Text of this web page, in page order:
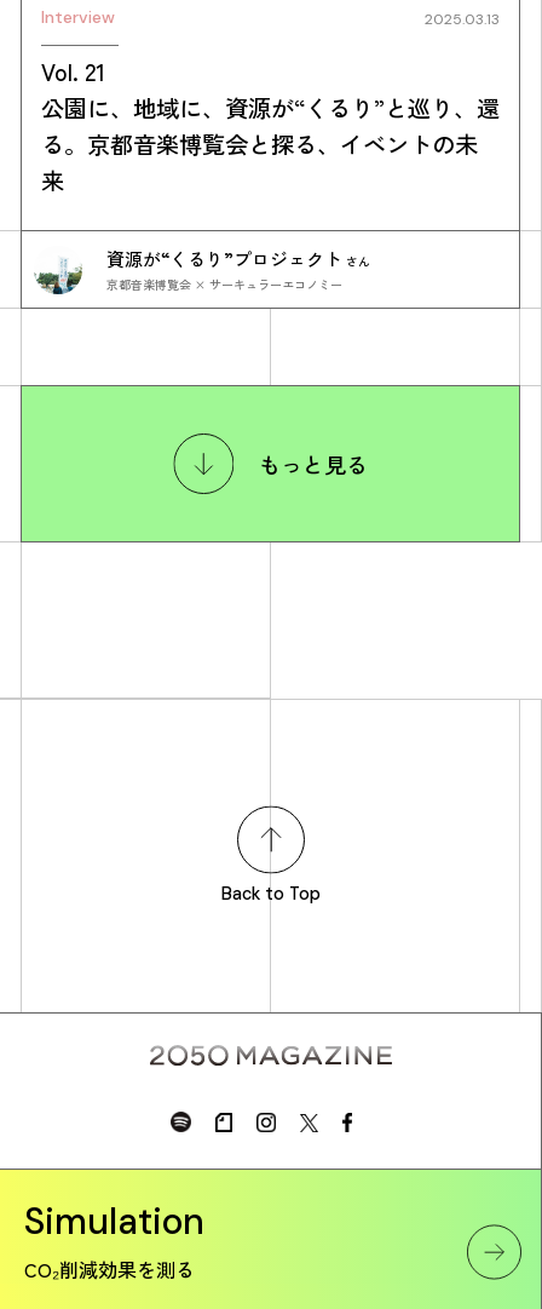
Interview 2025.03.13
Vol. 21
公園に、地域に、資源が“くるり”と巡り、還
る。京都音楽博覧会と探る、イベントの未
来
資源が“くるり”プロジェクト さん
京都音楽博覧会 × サーキュラーエコノミー
もっと見る
Back to Top
Simulation
CO₂削減効果を測る